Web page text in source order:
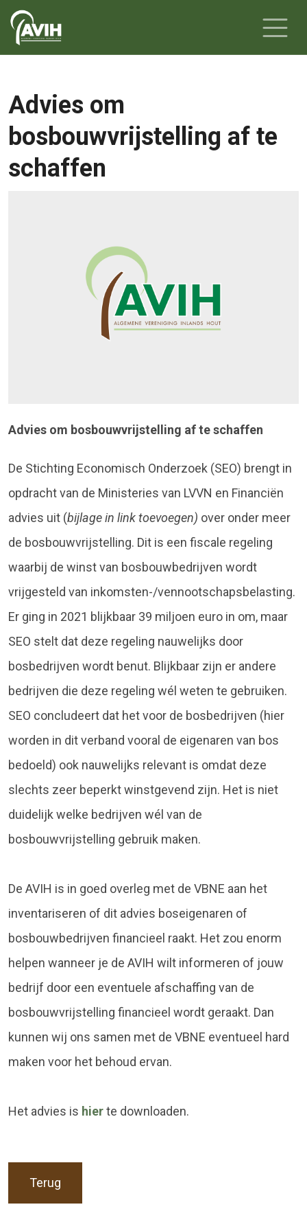
Advies om
bosbouwvrijstelling af te
schaffen
Advies om bosbouwvrijstelling af te schaffen
De Stichting Economisch Onderzoek (SEO) brengt in
opdracht van de Ministeries van LVVN en Financiën
advies uit (bijlage in link toevoegen) over onder meer
de bosbouwvrijstelling. Dit is een fiscale regeling
waarbij de winst van bosbouwbedrijven wordt
vrijgesteld van inkomsten-/vennootschapsbelasting.
Er ging in 2021 blijkbaar 39 miljoen euro in om, maar
SEO stelt dat deze regeling nauwelijks door
bosbedrijven wordt benut. Blijkbaar zijn er andere
bedrijven die deze regeling wél weten te gebruiken.
SEO concludeert dat het voor de bosbedrijven (hier
worden in dit verband vooral de eigenaren van bos
bedoeld) ook nauwelijks relevant is omdat deze
slechts zeer beperkt winstgevend zijn. Het is niet
duidelijk welke bedrijven wél van de
bosbouwvrijstelling gebruik maken.
De AVIH is in goed overleg met de VBNE aan het
inventariseren of dit advies boseigenaren of
bosbouwbedrijven financieel raakt. Het zou enorm
helpen wanneer je de AVIH wilt informeren of jouw
bedrijf door een eventuele afschaffing van de
bosbouwvrijstelling financieel wordt geraakt. Dan
kunnen wij ons samen met de VBNE eventueel hard
maken voor het behoud ervan.
Het advies is hierte downloaden.
Terug